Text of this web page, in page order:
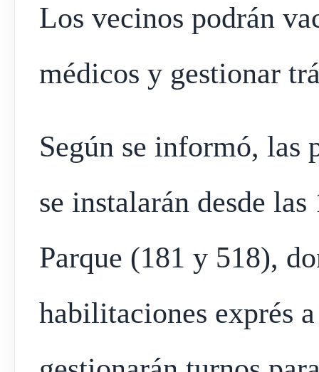
Los vecinos podrán
médicos y gestionar
Según se informó, las
se instalarán desde
Parque (181 y 518),
habilitaciones exprés